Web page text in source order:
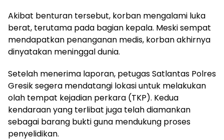
Akibat benturan tersebut, korban mengalami luka
berat, terutama pada bagian kepala. Meski sempat
mendapatkan penanganan medis, korban akhirnya
dinyatakan meninggal dunia.
Setelah menerima laporan, petugas Satlantas Polres
Gresik segera mendatangi lokasi untuk melakukan
olah tempat kejadian perkara (TKP). Kedua
kendaraan yang terlibat juga telah diamankan
sebagai barang bukti guna mendukung proses
penyelidikan.